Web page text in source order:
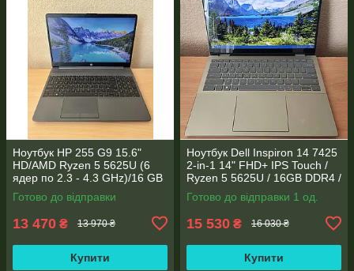
Ноутбук HP 255 G9 15.6"
HD/AMD Ryzen 5 5625U (6
ядер по 2.3 - 4.3 GHz)/16 GB
DDR4/256GB SSD M.2/AMD
Radeon Vega 7/Web
Готово до відправки
13 470 ₴ 13 970 ₴
Купити
Ноутбук Dell Inspiron 14 7425
2-in-1 14" FHD+ IPS Touch /
Ryzen 5 5625U / 16GB DDR4 /
512GB SSD / Radeon Vega 7 /
WebCam
Готово до відправки 1 од.
15 530 ₴ 16 030 ₴
Купити